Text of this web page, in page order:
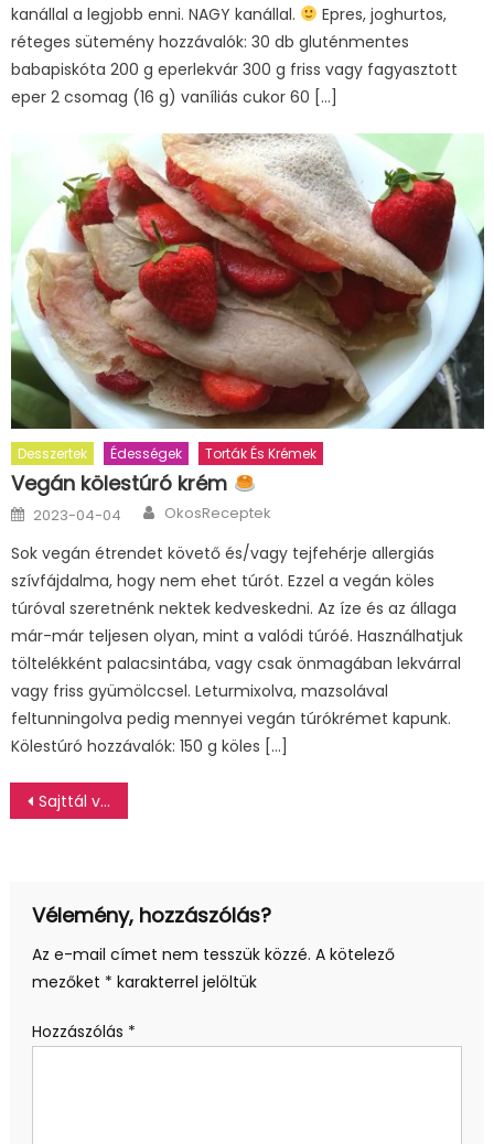
kanállal a legjobb enni. NAGY kanállal.
Epres, joghurtos,
réteges sütemény hozzávalók: 30 db gluténmentes
babapiskóta 200 g eperlekvár 300 g friss vagy fagyasztott
eper 2 csomag (16 g) vaníliás cukor 60 […]
Desszertek Édességek Torták És Krémek
Vegán kölestúró krém
Posted
on
2023-04-04 Author
OkosReceptek
Sok vegán étrendet követő és/vagy tejfehérje allergiás
szívfájdalma, hogy nem ehet túrót. Ezzel a vegán köles
túróval szeretnénk nektek kedveskedni. Az íze és az állaga
már-már teljesen olyan, mint a valódi túróé. Használhatjuk
töltelékként palacsintába, vagy csak önmagában lekvárral
vagy friss gyümölccsel. Leturmixolva, mazsolával
feltunningolva pedig mennyei vegán túrókrémet kapunk.
Kölestúró hozzávalók: 150 g köles […]
Bejegyzés
Sajttál variációk
Vélemény, hozzászólás?
Az e-mail címet nem tesszük közzé. A kötelező
mezőket * karakterrel jelöltük
Hozzászólás *